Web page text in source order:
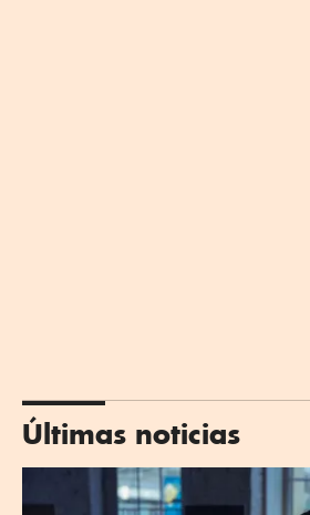
Últimas noticias